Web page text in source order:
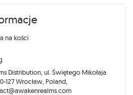
na kości
Distribution, ul. Świętego Mikołaja
127 Wrocław, Poland,